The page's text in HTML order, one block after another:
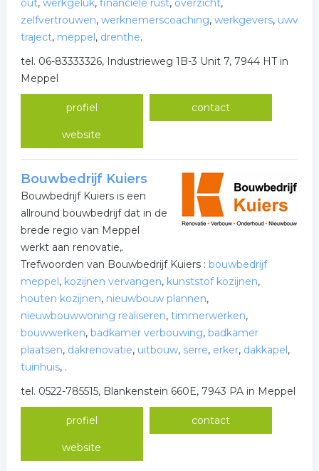
out, werkgeluk, financiële rust, overzicht,
zelfvertrouwen, werknemerscoaching, werkgevers, uwv
traject, meppel, drenthe.
tel. 06-83333326, Industrieweg 1B-3 Unit 7, 7944 HT in
Meppel
profiel contact
website
Bouwbedrijf Kuiers
Bouwbedrijf Kuiers is een
allround bouwbedrijf dat in de
brede regio van Meppel
werkt aan renovatie,.
Trefwoorden van Bouwbedrijf Kuiers : bouwbedrijf
meppel, kozijnen vervangen, kunststof kozijnen,
houten kozijnen, nieuwbouw plannen,
nieuwbouwwoning realiseren, timmerwerken,
bouwwerken, badkamer verbouwing, badkamer
plaatsen, dakrenovatie, uitbouw, serre, erker, dakkapel,
tuinhuis, .
tel. 0522-785515, Blankenstein 660E, 7943 PA in Meppel
profiel contact
website